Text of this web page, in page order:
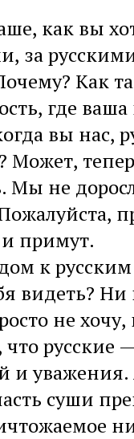
как вы
за
Как
где
вы нас,
Может,
Мы не
примут.
к
видеть?
не хочу,
русские
и уважения.
суши